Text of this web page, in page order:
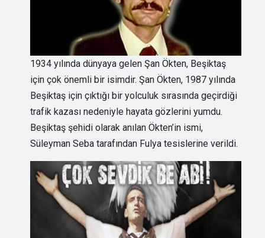
1934 yılında dünyaya gelen Şan Ökten, Beşiktaş
için çok önemli bir isimdir. Şan Ökten, 1987 yılında
Beşiktaş için çıktığı bir yolculuk sırasında geçirdiği
trafik kazası nedeniyle hayata gözlerini yumdu.
Beşiktaş şehidi olarak anılan Ökten’in ismi,
Süleyman Seba tarafından Fulya tesislerine verildi.